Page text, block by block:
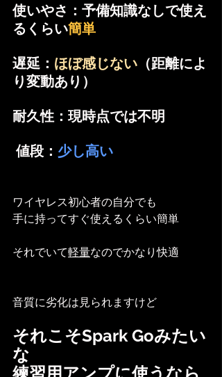
使いやさ：予備知識なしで使え
るくらい簡単
遅延： ほぼ感じない （距離によ
り変動あり）
耐久性：現時点では不明
値段： 少し高い
ワイヤレス初心者の自分でも
手に持ってすぐ使えるくらい簡単
それでいて軽量なのでかなり快適
音質に劣化は見られますけど
それこそSpark Goみたい
な
練習用アンプに使うなら